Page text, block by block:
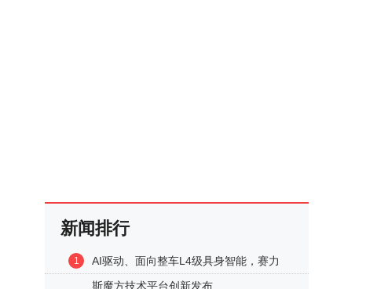
新闻排行
1
AI驱动、面向整车L4级具身智能，赛力
斯魔方技术平台创新发布